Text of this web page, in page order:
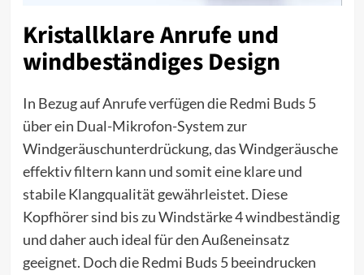
Kristallklare Anrufe und
windbeständiges Design
In Bezug auf Anrufe verfügen die Redmi Buds 5
über ein Dual-Mikrofon-System zur
Windgeräuschunterdrückung, das Windgeräusche
effektiv filtern kann und somit eine klare und
stabile Klangqualität gewährleistet. Diese
Kopfhörer sind bis zu Windstärke 4 windbeständig
und daher auch ideal für den Außeneinsatz
geeignet. Doch die Redmi Buds 5 beeindrucken